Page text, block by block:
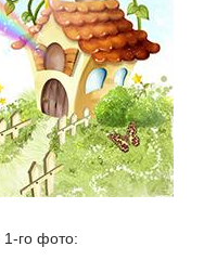
1-го фото: